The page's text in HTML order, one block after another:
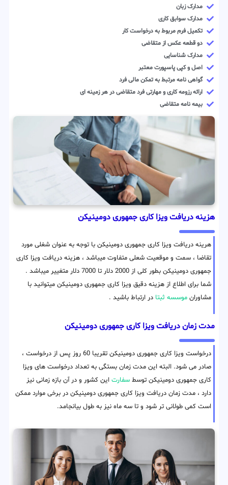
مدارک زبان
مدارک سوابق کاری
تکمیل فرم مربوط به درخواست کار
دو قطعه عکس از متقاضی
مدارک شناسایی
اصل و کپی پاسپورت معتبر
گواهی نامه مرتبط به تمکن مالی فرد
ارائه رزومه کاری و مهارتی فرد متقاضی در هر زمینه ای
بیمه نامه متقاضی
هزینه دریافت ویزا کاری جمهوری دومینیکن
هرینه دریافت ویزا کاری جمهوری دومینیکن با توجه به عنوان شغلی مورد
تقاضا ، سمت و موقعیت شعلی متفاوت میباشد ، هزینه دریافت ویزا کاری
جمهوری دومینیکن بطور کلی از 2000 دلار تا 7000 دلار متغییر میباشد .
شما برای اطلاع از هزینه دقیق ویزا کاری جمهوری دومینیکن میتوانید با
مشاوران موسسه ثبتا در ارتباط باشید .
مدت زمان دریافت ویزا کاری جمهوری دومینیکن
درخواست ویزا کاری جمهوری دومینیکن تقریبا 60 روز پس از درخواست ،
صادر می شود. البته این مدت زمان بستگی به تعداد درخواست های ویزا
کاری جمهوری دومینیکن توسط سفارت این کشور و در آن بازه زمانی نیز
دارد ، مدت زمان دریافت ویزا کاری جمهوری دومینیکن در برخی موارد ممکن
است کمی طولانی تر شود و تا سه ماه نیز به طول بیانجامد.